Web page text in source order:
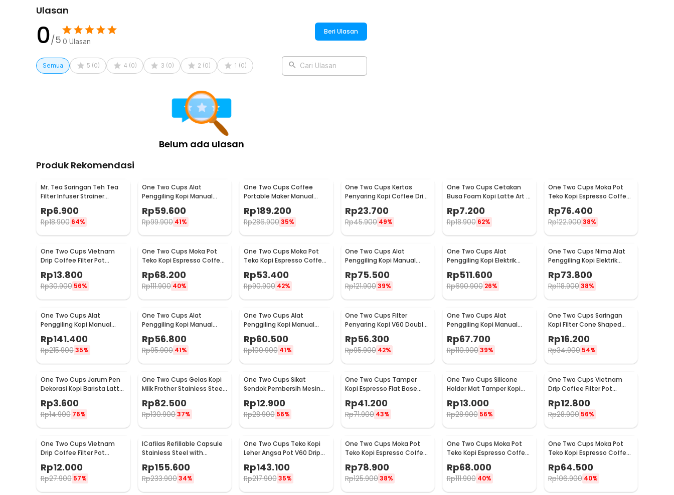
Ulasan
0/5 0 Ulasan
Beri Ulasan
Semua 5 (0) 4 (0) 3 (0) 2 (0) 1 (0) Cari Ulasan
Belum ada ulasan
Produk Rekomendasi
Mr. Tea Saringan Teh Tea
Filter Infuser Strainer
Chilling Man Silicon - MR03
Rp6.900
Rp18.900 64%
One Two Cups Alat
Penggiling Kopi Manual
Coffee Grinder Portable -
WFCG9800
Rp59.600
Rp99.900 41%
One Two Cups Coffee
Portable Maker Manual
Hand Press Espresso 300ml
- T35066
Rp189.200
Rp286.900 35%
One Two Cups Kertas
Penyaring Kopi Coffee Drip
Bag Paper Filter 50PCS -
T111
Rp23.700
Rp45.900 49%
One Two Cups Cetakan
Busa Foam Kopi Latte Art 16
Rp7.200
Rp18.900 62%
One Two Cups Moka Pot
Teko Kopi Espresso Coffee
Stovetop 6 Cup 300ml -
Z20
Rp76.400
Rp122.90038%
One Two Cups Vietnam
Drip Coffee Filter Pot
Saringan Kopi 180ml 8Q -
LC1
Rp13.800
Rp30.900 56%
One Two Cups Moka Pot
Teko Kopi Espresso Coffee
Stovetop 4 Cup 200ml -
Z20
Rp68.200
Rp111.900 40%
One Two Cups Moka Pot
Teko Kopi Espresso Coffee
Stovetop 2 Cup 100ml -
Z20
Rp53.400
Rp90.900 42%
One Two Cups Alat
Penggiling Kopi Manual
16290
Rp75.500
Rp121.90039%
One Two Cups Alat
Penggiling Kopi Elektrik
Coffee Grinder Adjustable
- 600N
Rp511.600
Rp690.900 26%
One Two Cups Nima Alat
Penggiling Kopi Elektrik
Bumbu Coffee Grinder -
NM-8300
Rp73.800
Rp118.90038%
One Two Cups Alat
Penggiling Kopi Manual
CW85532
Rp141.400
Rp215.900 35%
One Two Cups Alat
Penggiling Kopi Manual
Coffee Grinder 160ml -
CF012
Rp56.800
Rp95.900 41%
One Two Cups Alat
Penggiling Kopi Manual
Coffee Grinder Adjustable
- RHNHA0176
Rp60.500
Rp100.900 41%
One Two Cups Filter
Penyaring Kopi V60 Double
Layer Coffee Filter - FS-40S
Rp56.300
Rp95.900 42%
One Two Cups Alat
Penggiling Kopi Manual
Coffee Grinder Adjustable
- CF4146
Rp67.700
Rp110.900 39%
One Two Cups Saringan
Kopi Filter Cone Shaped
Coffee Dripper 1 PCS - K741
Rp16.200
Rp34.900 54%
One Two Cups Jarum Pen
Dekorasi Kopi Barista Latte
Art Needle 13cm - F3F27
Rp3.600
Rp14.900 76%
One Two Cups Gelas Kopi
Milk Frother Stainless Steel
400ml - WZ0011
Rp82.500
Rp130.90037%
One Two Cups Sikat
Sendok Pembersih Mesin
Rp12.900
Rp28.900 56%
One Two Cups Tamper
Kopi Espresso Flat Base
SS51
Rp41.200
Rp71.900 43%
One Two Cups Silicone
Holder Mat Tamper Kopi
Espresso Barista - 0310
Rp13.000
Rp28.900 56%
One Two Cups Vietnam
Drip Coffee Filter Pot
Saringan Kopi 124ml 7Q -
LC1
Rp12.800
Rp28.900 56%
One Two Cups Vietnam
Drip Coffee Filter Pot
LC1
Rp12.000
Rp27.900 57%
ICafilas Refillable Capsule
Stainless Steel with
Tamper for Nespresso -
F456
Rp155.600
Rp233.90034%
One Two Cups Teko Kopi
Leher Angsa Pot V60 Drip
Kettle 960ml - RF-15
Rp143.100
Rp217.900 35%
One Two Cups Moka Pot
Teko Kopi Espresso Coffee
Maker Stovetop 6 Cup
300ml - Z21
Rp78.900
Rp125.90038%
One Two Cups Moka Pot
Teko Kopi Espresso Coffee
Maker Stovetop 4 Cup
200ml - Z21
Rp68.000
Rp111.900 40%
One Two Cups Moka Pot
Teko Kopi Espresso Coffee
Maker Stovetop 2 Cup
100ml - Z21
Rp64.500
Rp106.900 40%